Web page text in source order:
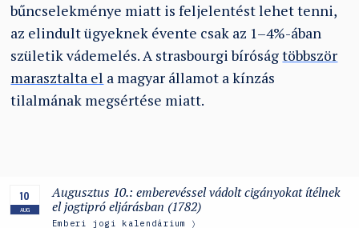
bűncselekménye miatt is feljelentést lehet tenni,
az elindult ügyeknek évente csak az 1–4%-ában
születik vádemelés. A strasbourgi bíróságtöbbször
marasztalta el a magyar államot a kínzás
tilalmának megsértése miatt.
10
AUG
Augusztus 10.: emberevéssel vádolt cigányokat ítélnek
el jogtipró eljárásban (1782)
Emberi jogi kalendárium